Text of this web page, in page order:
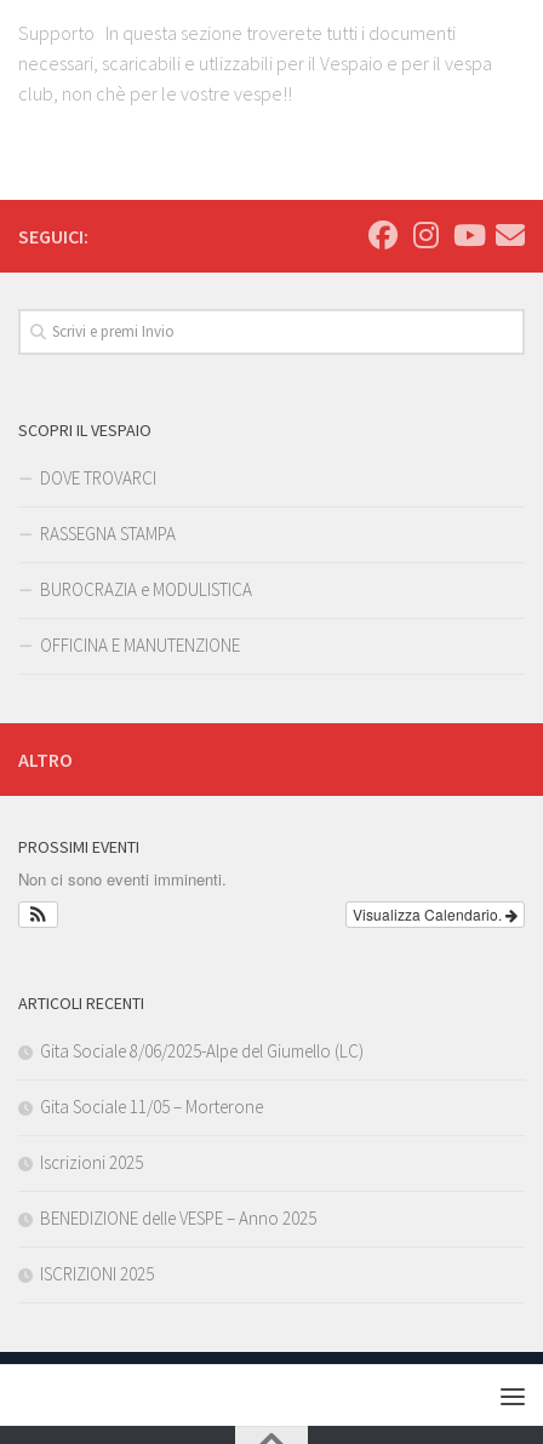
Supporto In questa sezione troverete tutti i documenti
necessari, scaricabili e utlizzabili per il Vespaio e per il vespa
club, non chè per le vostre vespe!!
SEGUICI:
SCOPRI IL VESPAIO
DOVE TROVARCI
RASSEGNA STAMPA
BUROCRAZIA e MODULISTICA
OFFICINA E MANUTENZIONE
ALTRO
PROSSIMI EVENTI
Non ci sono eventi imminenti.
Visualizza Calendario.
ARTICOLI RECENTI
Gita Sociale 8/06/2025-Alpe del Giumello (LC)
Gita Sociale 11/05 – Morterone
Iscrizioni 2025
BENEDIZIONE delle VESPE – Anno 2025
ISCRIZIONI 2025